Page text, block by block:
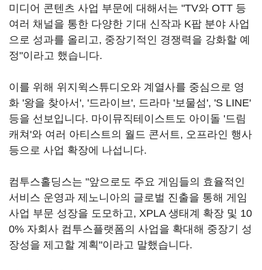
미디어 콘텐츠 사업 부문에 대해서는 "TV와 OTT 등
여러 채널을 통한 다양한 기대 신작과 K팝 분야 사업
으로 성과를 올리고, 중장기적인 경쟁력을 강화할 예
정"이라고 했습니다.
이를 위해 위지윅스튜디오와 계열사를 중심으로 영
화 '왕을 찾아서', '드라이브', 드라마 '보물섬', 'S LINE'
등을 선보입니다. 마이뮤직테이스트도 아이돌 '드림
캐쳐'와 여러 아티스트의 월드 콘서트, 오프라인 행사
등으로 사업 확장에 나섭니다.
컴투스홀딩스는 "앞으로도 주요 게임들의 효율적인
서비스 운영과 제노니아의 글로벌 진출을 통해 게임
사업 부문 성장을 도모하고, XPLA 생태계 확장 및 10
0% 자회사 컴투스플랫폼의 사업을 확대해 중장기 성
장성을 제고할 계획"이라고 말했습니다.